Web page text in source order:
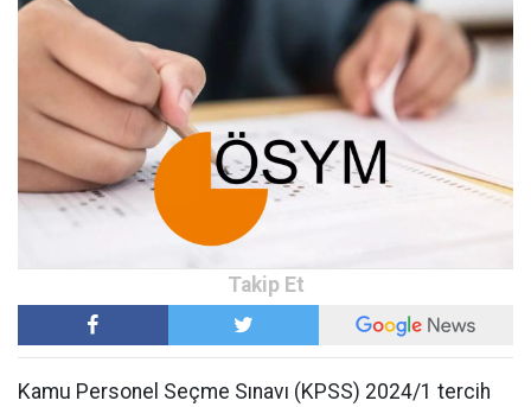
Kamu Personel Seçme Sınavı (KPSS) 2024/1 tercih